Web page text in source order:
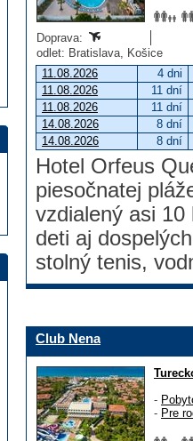
Doprava:
odlet: Bratislava, Košice
11.08.2026
4 dni
11.08.2026
11 dní
11.08.2026
11 dní
14.08.2026
8 dní
14.08.2026
8 dní
Hotel Orfeus
piesočnatej
vzdialený asi 10
deti aj
stolný tenis,
Club Nena
-
- Pre